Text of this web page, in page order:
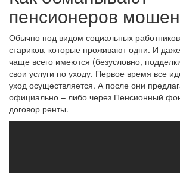
пенсионеров
Обычно под видом социальных
стариков, которые проживают одни. И
чаще всего имеются (безусловно,
свои услуги по уходу. Первое время все
уход осуществляется. А после они
официально – либо через Пенсионный
договор ренты.